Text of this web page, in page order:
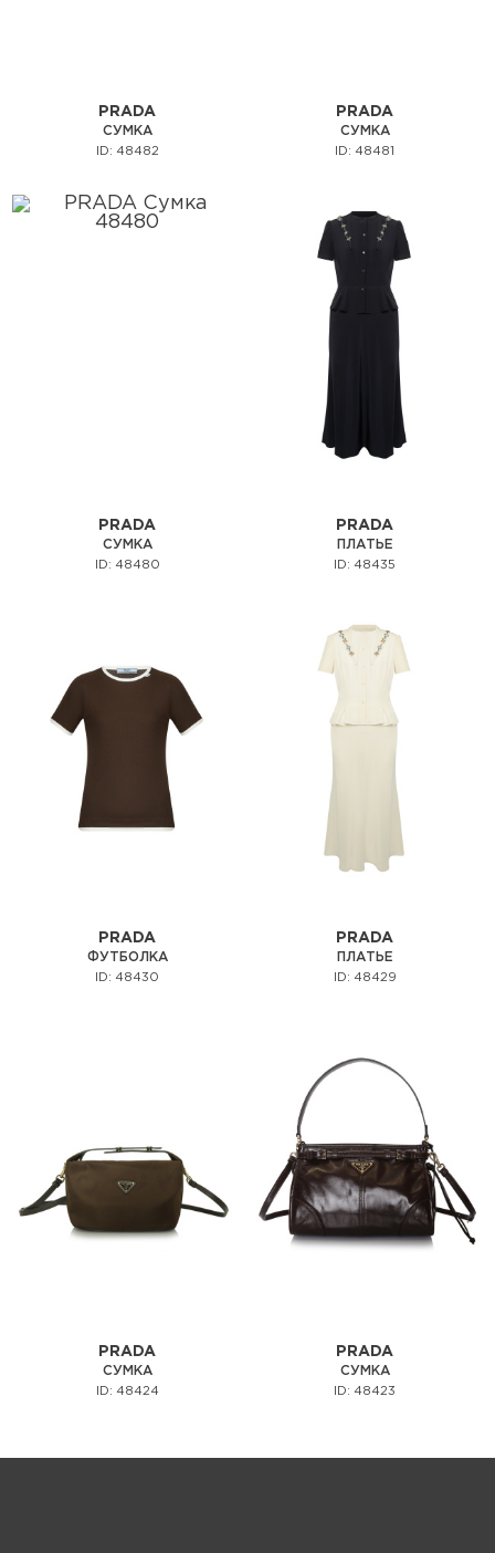
PRADA
СУМКА
ID: 48482
PRADA
СУМКА
ID: 48481
PRADA
СУМКА
ID: 48480
PRADA
ПЛАТЬЕ
ID: 48435
PRADA
ФУТБОЛКА
ID: 48430
PRADA
ПЛАТЬЕ
ID: 48429
PRADA
СУМКА
ID: 48424
PRADA
СУМКА
ID: 48423